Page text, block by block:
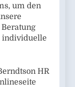
um den
individuelle
HR